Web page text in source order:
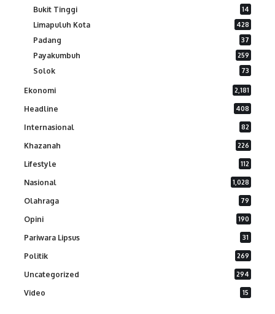
Bukit Tinggi 14
Limapuluh Kota 428
Padang 37
Payakumbuh 259
Solok 73
Ekonomi 2,181
Headline 408
Internasional 82
Khazanah 226
Lifestyle 112
Nasional 1,028
Olahraga 79
Opini 190
Pariwara Lipsus 31
Politik 269
Uncategorized 294
Video 15